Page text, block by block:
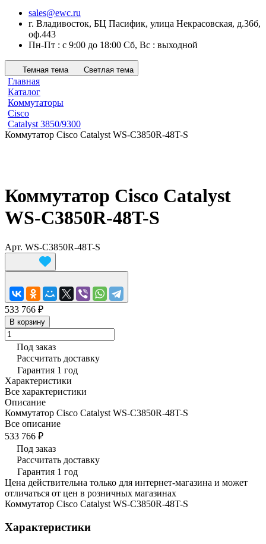
sales@ewc.ru
г. Владивосток, БЦ Пасифик, улица Некрасовская, д.36б,
оф.443
Пн-Пт : с 9:00 до 18:00 Сб, Вс : выходной
Темная тема Светлая тема
Главная
Каталог
Коммутаторы
Cisco
Catalyst 3850/9300
Коммутатор Cisco Catalyst WS-C3850R-48T-S
Коммутатор Cisco Catalyst
WS-C3850R-48T-S
Арт. WS-C3850R-48T-S
533 766 ₽
В корзину
Под заказ
Рассчитать доставку
Гарантия 1 год
Характеристики
Все характеристики
Описание
Коммутатор Cisco Catalyst WS-C3850R-48T-S
Все описание
533 766 ₽
Под заказ
Рассчитать доставку
Гарантия 1 год
Цена действительна только для интернет-магазина и может
отличаться от цен в розничных магазинах
Коммутатор Cisco Catalyst WS-C3850R-48T-S
Характеристики